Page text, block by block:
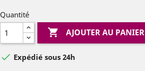
Quantité
 AJOUTER AU PANIER
 Expédié sous 24h